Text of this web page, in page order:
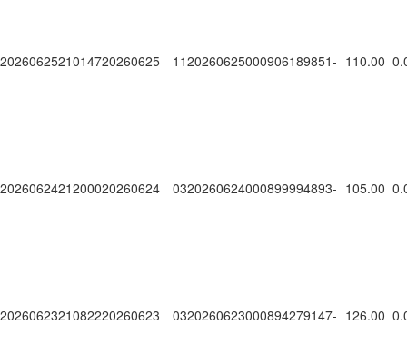
2026062521014720260625 1120260625000906189851- 110.00
2026062421200020260624 0320260624000899994893- 105.00
2026062321082220260623 0320260623000894279147- 126.00